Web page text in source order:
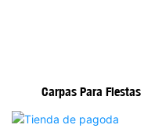
Carpas Para Fiestas